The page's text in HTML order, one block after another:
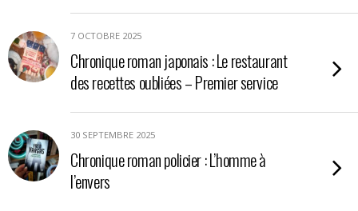
7 OCTOBRE 2025
Chronique roman japonais : Le restaurant
des recettes oubliées – Premier service
30 SEPTEMBRE 2025
Chronique roman policier : L’homme à
l’envers